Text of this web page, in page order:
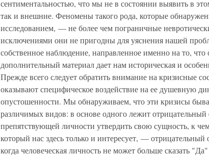
сентиментальностью, что мы не в состоянии выявить в
так и внешние. Феномены такого рода, которые
исследованием, — не более чем пограничные
исключениями они не пригодны для уяснения нашей
собственное наблюдение, направленное именно на то,
дополнительный материал дает нам историческая и
Прежде всего следует обратить внимание на кризисные
оказывают специфическое воздействие на ее душевную
опустошенности. Мы обнаруживаем, что эти кризисы
различимых видов: в основе одного лежит
препятствующей личности утвердить свою сущность, к
который нас здесь только и интересует, —
когда человеческая личность не может больше сказать